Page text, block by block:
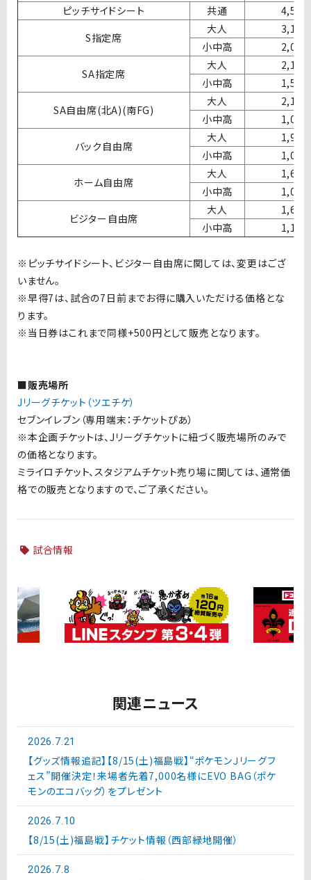
ピッチサイドシート
共通
4,500
S指定席
大人
3,100
小中高
2,000
SA指定席
大人
2,100
小中高
1,500
SA自由席(北A)(南FG)
大人
2,100
小中高
1,000
バック自由席
大人
1,900
小中高
1,000
ホーム自由席
大人
1,600
小中高
1,000
ビジター自由席
大人
1,600
小中高
1,100
※ピッチサイドシート、ビジター自由席に関しては、変更はござ
いません。
※早得7は、試合の7日前までお得に購入いただける価格とな
ります。
※当日券はこれまで同様+500円として販売となります。
■販売場所
Jリーグチケット（ツエチケ）
セブンイレブン（専用端末：チケットぴあ）
※本企画チケットは、Jリーグチケットに紐づく販売場所のみで
の価格となります。
ミライロチケット、スタジアムチケット売り場に関しては、通常価
格での販売となりますので、ご了承ください。
試合情報
関連ニュース
2026.7.21
【グッズ情報追記】【8/15(土)福島戦】“ポケモンＪリーグフ
ェス”開催決定！来場者先着7,000名様にEVO BAG（ポケ
モンのエコバッグ）をプレゼント
2026.7.10
【8/15(土)福島戦】チケット情報（西部緑地開催）
2026.7.8